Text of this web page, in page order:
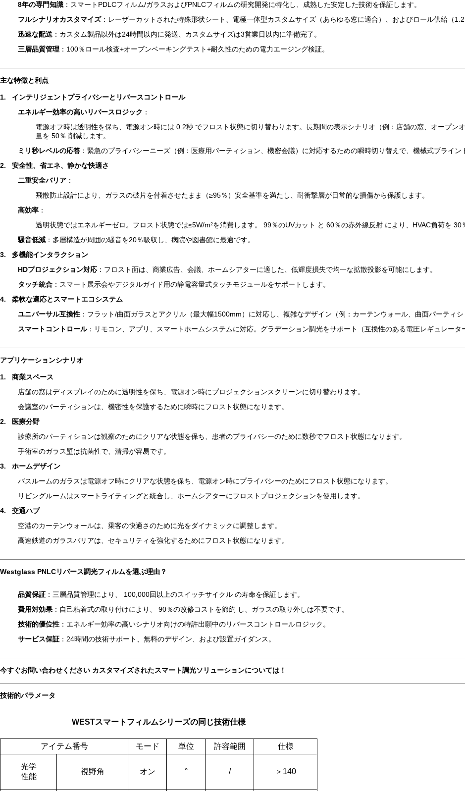
8年の専門知識 ：スマートPDLCフィルム/ガラスおよびPNLCフィルムの研究開発に特化し、成熟した安定した技術を保証します。
フルシナリオカスタマイズ：レーザーカットされた特殊形状シート、電極一体型カスタムサイズ（あらゆる窓に適合）、およびロール供給（
迅速な配送 ：カスタム製品以外は24時間以内に発送、カスタムサイズは3営業日以内に準備完了。
三層品質管理 ：100％ロール検査+オーブンベーキングテスト+耐久性のための電力エージング検証。
主な特徴と利点
1.
インテリジェントプライバシーとリバースコントロール
エネルギー効率の高いリバースロジック ：
電源オフ時は透明性を保ち、電源オン時には 0.2秒 でフロスト状態に切り替わります。長期間の表示シナリオ（例：店舗の窓、オープン
量を 50％ 削減します。
ミリ秒レベルの応答 ：緊急のプライバシーニーズ（例：医療用パーティション、機密会議）に対応するための瞬時切り替えで、機械式ブライン
2.
安全性、省エネ、静かな快適さ
二重安全バリア ：
飛散防止設計により、ガラスの破片を付着させたまま（≥95％）安全基準を満たし、耐衝撃層が日常的な損傷から保護します。
高効率 ：
透明状態ではエネルギーゼロ。フロスト状態では≤5W/m²を消費します。 99％のUVカット と 60％の赤外線反射 により、HVAC負荷を 30
騒音低減 ：多層構造が周囲の騒音を20％吸収し、病院や図書館に最適です。
3.
多機能インタラクション
HDプロジェクション対応 ：フロスト面は、商業広告、会議、ホームシアターに適した、低輝度損失で均一な拡散投影を可能にします。
タッチ統合 ：スマート展示会やデジタルガイド用の静電容量式タッチモジュールをサポートします。
4.
柔軟な適応とスマートエコシステム
ユニバーサル互換性 ：フラット/曲面ガラスとアクリル（最大幅1500mm）に対応し、複雑なデザイン（例：カーテンウォール、曲面パーティ
スマートコントロール：リモコン、アプリ、スマートホームシステムに対応。グラデーション調光をサポート（互換性のある電圧レギュレータ
アプリケーションシナリオ
1.
商業スペース
店舗の窓はディスプレイのために透明性を保ち、電源オン時にプロジェクションスクリーンに切り替わります。
会議室のパーティションは、機密性を保護するために瞬時にフロスト状態になります。
2.
医療分野
診療所のパーティションは観察のためにクリアな状態を保ち、患者のプライバシーのために数秒でフロスト状態になります。
手術室のガラス壁は抗菌性で、清掃が容易です。
3.
ホームデザイン
バスルームのガラスは電源オフ時にクリアな状態を保ち、電源オン時にプライバシーのためにフロスト状態になります。
リビングルームはスマートライティングと統合し、ホームシアターにフロストプロジェクションを使用します。
4.
交通ハブ
空港のカーテンウォールは、乗客の快適さのために光をダイナミックに調整します。
高速鉄道のガラスバリアは、セキュリティを強化するためにフロスト状態になります。
Westglass PNLCリバース調光フィルムを選ぶ理由？
品質保証 ：三層品質管理により、 100,000回以上のスイッチサイクル の寿命を保証します。
費用対効果 ：自己粘着式の取り付けにより、 90％の改修コストを節約 し、ガラスの取り外しは不要です。
技術的優位性 ：エネルギー効率の高いシナリオ向けの特許出願中のリバースコントロールロジック。
サービス保証 ：24時間の技術サポート、無料のデザイン、および設置ガイダンス。
今すぐお問い合わせください カスタマイズされたスマート調光ソリューションについては！
技術的パラメータ
WESTスマートフィルムシリーズの同じ技術仕様
アイテム番号 モード 単位 許容範囲 仕様
光学
性能
視野角 オン ° / ＞ 140